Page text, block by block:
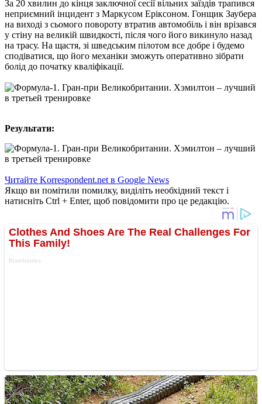
За 20 хвилин до кінця заключної сесії вільних заїздів трапився
неприємний інцидент з Маркусом Еріксоном. Гонщик Заубера
на виході з сьомого повороту втратив автомобіль і він врізався
у стіну на великій швидкості, після чого його викинуло назад
на трасу. На щастя, зі шведським пілотом все добре і будемо
сподіватися, що його механіки зможуть оперативно зібрати
болід до початку кваліфікації.
Результати:
Читайте Korrespondent.net в Google News
Якщо ви помітили помилку, виділіть необхідний текст і
натисніть Ctrl + Enter, щоб повідомити про це редакцію.